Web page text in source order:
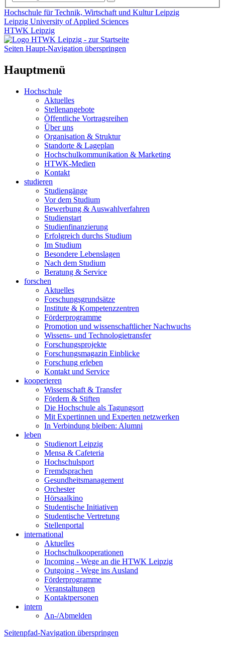
Hochschule für Technik, Wirtschaft und Kultur Leipzig
Leipzig University of Applied Sciences
HTWK Leipzig
Seiten Haupt-Navigation überspringen
Hauptmenü
Hochschule
Aktuelles
Stellenangebote
Öffentliche Vortragsreihen
Über uns
Organisation & Struktur
Standorte & Lageplan
Hochschulkommunikation & Marketing
HTWK-Medien
Kontakt
studieren
Studiengänge
Vor dem Studium
Bewerbung & Auswahlverfahren
Studienstart
Studienfinanzierung
Erfolgreich durchs Studium
Im Studium
Besondere Lebenslagen
Nach dem Studium
Beratung & Service
forschen
Aktuelles
Forschungsgrundsätze
Institute & Kompetenzzentren
Förderprogramme
Promotion und wissenschaftlicher Nachwuchs
Wissens- und Technologietransfer
Forschungsprojekte
Forschungsmagazin Einblicke
Forschung erleben
Kontakt und Service
kooperieren
Wissenschaft & Transfer
Fördern & Stiften
Die Hochschule als Tagungsort
Mit Expertinnen und Experten netzwerken
In Verbindung bleiben: Alumni
leben
Studienort Leipzig
Mensa & Cafeteria
Hochschulsport
Fremdsprachen
Gesundheitsmanagement
Orchester
Hörsaalkino
Studentische Initiativen
Studentische Vertretung
Stellenportal
international
Aktuelles
Hochschulkooperationen
Incoming - Wege an die HTWK Leipzig
Outgoing - Wege ins Ausland
Förderprogramme
Veranstaltungen
Kontaktpersonen
intern
An-/Abmelden
Seitenpfad-Navigation überspringen